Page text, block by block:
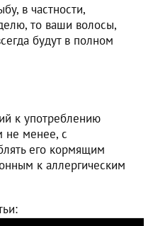
в частности,
то ваши волосы,
будут в полном
к употреблению
не менее, с
его кормящим
к аллергическим